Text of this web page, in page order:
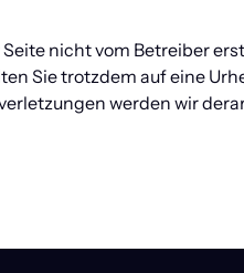
nicht vom Betreiber
Sie trotzdem auf eine
werden wir